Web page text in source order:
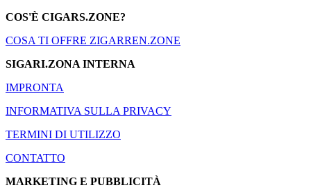
COS'È CIGARS.ZONE?
COSA TI OFFRE ZIGARREN.ZONE
SIGARI.ZONA INTERNA
IMPRONTA
INFORMATIVA SULLA PRIVACY
TERMINI DI UTILIZZO
CONTATTO
MARKETING E PUBBLICITÀ